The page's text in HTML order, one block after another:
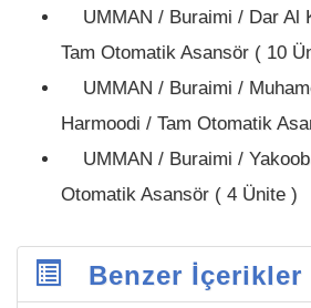
UMMAN / Buraimi / Dar Al
Tam Otomatik Asansör ( 10
UMMAN / Buraimi /
Harmoodi / Tam Otomatik
UMMAN / Buraimi /
Otomatik Asansör ( 4 Ünite )
Benzer İçerikler